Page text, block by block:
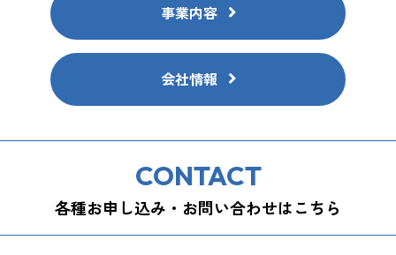
事業内容
会社情報
CONTACT
各種お申し込み・お問い合わせはこちら